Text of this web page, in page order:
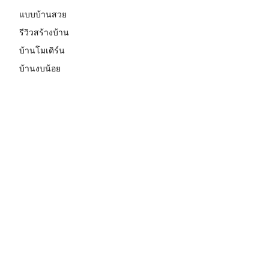
แบบบ้านสวย
รีวิวสร้างบ้าน
บ้านโมเดิร์น
บ้านงบน้อย